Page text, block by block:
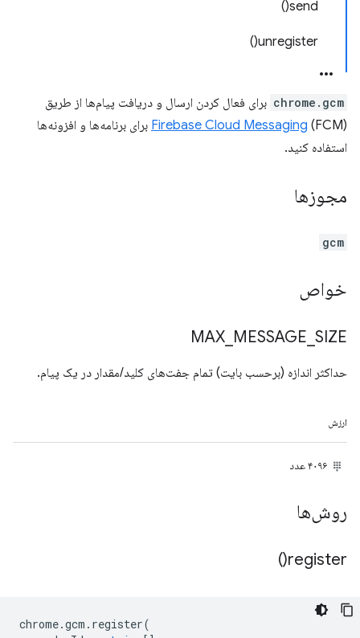
send()
unregister()
chrome.gcm برای فعال کردن ارسال و دریافت پیام‌ها از طریق
Firebase Cloud Messaging (FCM) برای برنامه‌ها و افزونه‌ها
استفاده کنید.
مجوزها
gcm
خواص
MAX MESSAGE SIZE
حداکثر اندازه (برحسب بایت) تمام جفت‌های کلید/مقدار در یک پیام.
ارزش
۴۰۹۶ عدد
روش‌ها
register(
)
chrome.gcm . register(